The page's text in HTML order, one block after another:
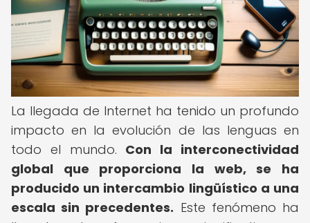
La llegada de Internet ha tenido un profundo
impacto en la evolución de las lenguas en
todo el mundo. Con la interconectividad
global que proporciona la web, se ha
producido un intercambio lingüístico a una
escala sin precedentes. Este fenómeno ha